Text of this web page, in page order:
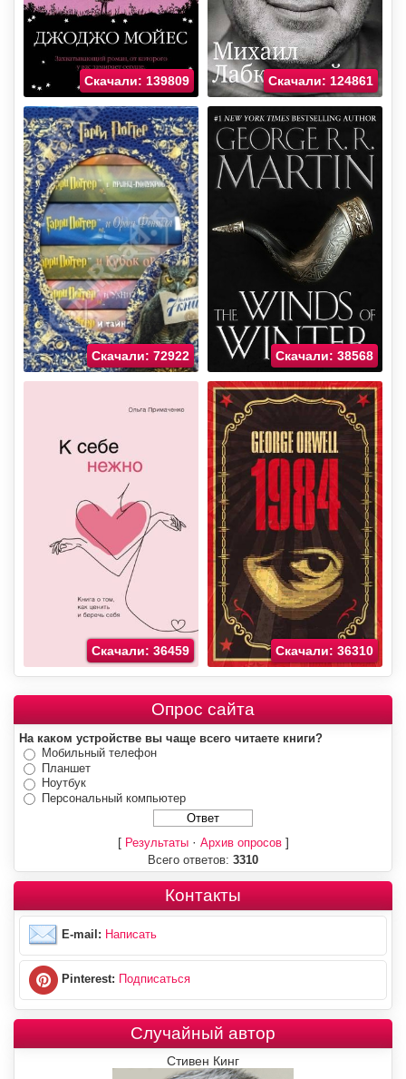
Скачали: 139809 Скачали: 124861
Скачали: 72922 Скачали: 38568
Скачали: 36459 Скачали: 36310
Опрос сайта
На каком устройстве вы чаще всего читаете книги?
Мобильный телефон
Планшет
Ноутбук
Персональный компьютер
[ Результаты· Архив опросов]
Всего ответов: 3310
Контакты
E-mail: Написать
Pinterest: Подписаться
Случайный автор
Стивен Кинг